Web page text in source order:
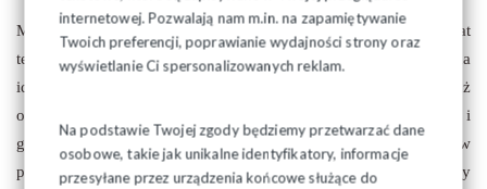
internetowej. Pozwalają nam m.in. na zapamiętywanie
Twoich preferencji, poprawianie wydajności strony oraz
wyświetlanie Ci spersonalizowanych reklam.
Na podstawie Twojej zgody będziemy przetwarzać dane
osobowe, takie jak unikalne identyfikatory, informacje
przesyłane przez urządzenia końcowe służące do
Mimo ogromnych zmian politycznych i społecznych, jakie 35 lat
temu zainicjowała Solidarność, w Polsce nadal nie każdy żyje na
idealnym poziomie,
w idealnych warunkach... Solidarność już
od 1980 r. bierze odpowiedzialność za zmiany polityczne i
gospodarcze w naszym kraju. Płacimy za to ogromną cenę,w
postaci niekoniecznie zasłużonej, negatywnej oceny